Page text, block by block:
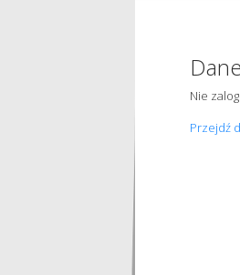
Nie
Przejdź